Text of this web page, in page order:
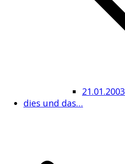
21.01.2003
dies und das…